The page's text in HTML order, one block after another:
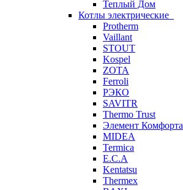
Теплый Дом
Котлы электрические
Protherm
Vaillant
STOUT
Kospel
ZOTA
Ferroli
РЭКО
SAVITR
Thermo Trust
Элемент Комфорта
MIDEA
Termica
E.C.A
Kentatsu
Thermex